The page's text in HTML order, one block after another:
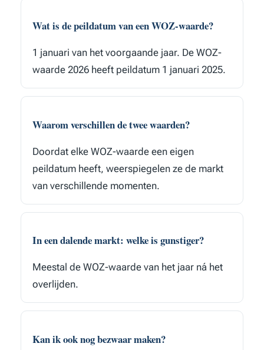
Wat is de peildatum van een WOZ-waarde?
1 januari van het voorgaande jaar. De WOZ-
waarde 2026 heeft peildatum 1 januari 2025.
Waarom verschillen de twee waarden?
Doordat elke WOZ-waarde een eigen
peildatum heeft, weerspiegelen ze de markt
van verschillende momenten.
In een dalende markt: welke is gunstiger?
Meestal de WOZ-waarde van het jaar ná het
overlijden.
Kan ik ook nog bezwaar maken?